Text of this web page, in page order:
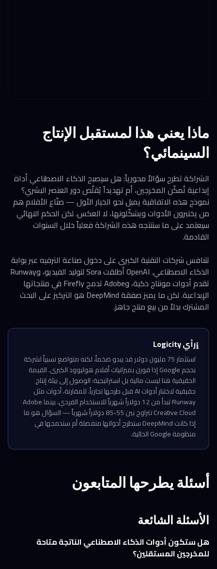
ماذا يعني هذا لمستقبل الإنتاج
السينمائي؟
الشراكة تطرح سؤالاً محورياً: هل سيصبح الذكاء الاصطناعي أداة
إبداعية تُمكّن المخرجين، أم تهديداً يُقلّص دور العنصر البشري؟
نموذج هذه الاتفاقية يميل نحو الخيار الأول — صنّاع الأفلام هم
من يختبرون الأدوات ويشكّلونها، لا العكس. لكن الحكم النهائي
سيعتمد على ما ستنتجه هذه الشراكة فعلياً خلال السنوات
القادمة.
تتنافس شركات التقنية الكبرى على دخول صناعة الترفيه عبر بوابة
الذكاء الاصطناعي. OpenAI أطلقت Sora لتوليد الفيديو، وRunway
تقدم أدوات مونتاج ذكية، وAdobe تدمج Firefly في منتجاتها
الإبداعية. لكن ما يميز صفقة DeepMind هو التركيز على البحث
المشترك بدلاً من بيع منتج جاهز.
ℹ️رأي Logicity
استثمار 75 مليون دولار قد يبدو ضخماً، لكنه متواضع نسبياً لشركة
بحجم Google إذا قورن بميزانيات أفلام هوليوود الكبرى. القيمة
الحقيقية هنا ليست مالية بل استراتيجية: الوصول إلى بيئة إنتاج
حقيقية لاختبار أدوات AI قبل طرحها تجارياً. للمقارنة، أدوات مثل
Runway تبدأ من 12 دولاراً شهرياً للاستخدام الفردي، بينما Adobe
Creative Cloud تتراوح بين 55-85 دولاراً شهرياً — السؤال هو ما
إذا كانت DeepMind ستطرح أدواتها منفصلة أم ستدمجها في
منظومة Google الحالية.
أسئلة يطرحها المتابعون
الأسئلة الشائعة
هل ستكون أدوات الذكاء الاصطناعي الناتجة متاحة
للمخرجين المستقلين؟